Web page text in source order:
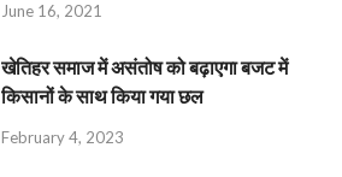
June 16, 2021
खेतिहर समाज में असंतोष को बढ़ाएगा बजट में
किसानों के साथ किया गया छल
February 4, 2023